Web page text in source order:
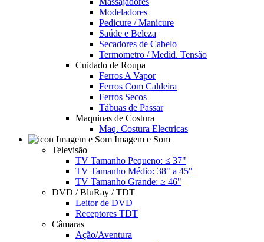
Modeladores
Pedicure / Manicure
Saúde e Beleza
Secadores de Cabelo
Termometro / Medid. Tensão
Cuidado de Roupa
Ferros A Vapor
Ferros Com Caldeira
Ferros Secos
Tábuas de Passar
Maquinas de Costura
Maq. Costura Electricas
Imagem e Som
Televisão
TV Tamanho Pequeno: ≤ 37"
TV Tamanho Médio: 38" a 45"
TV Tamanho Grande: ≥ 46"
DVD / BluRay / TDT
Leitor de DVD
Receptores TDT
Câmaras
Ação/Aventura